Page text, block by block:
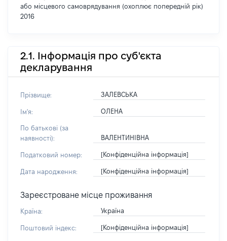
або місцевого самоврядування (охоплює попередній рік)
2016
2.1. Інформація про суб'єкта
декларування
Прізвище: ЗАЛЕВСЬКА
Ім'я: ОЛЕНА
По батькові (за
наявності):
ВАЛЕНТИНІВНА
Податковий номер: [Конфіденційна інформація]
Дата народження: [Конфіденційна інформація]
Зареєстроване місце проживання
Країна: Україна
Поштовий індекс: [Конфіденційна інформація]